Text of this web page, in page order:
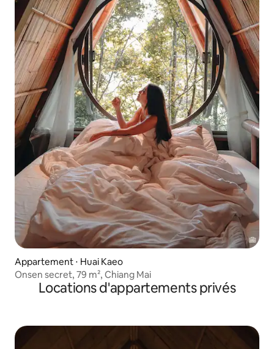
Appartement ⋅ Huai Kaeo
Onsen secret, 79 m², Chiang Mai
Locations d'appartements privés